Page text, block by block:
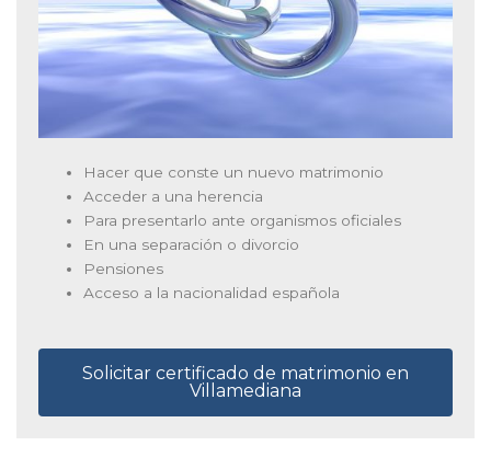
Hacer que conste un nuevo matrimonio
Acceder a una herencia
Para presentarlo ante organismos oficiales
En una separación o divorcio
Pensiones
Acceso a la nacionalidad española
Solicitar certificado de matrimonio en
Villamediana